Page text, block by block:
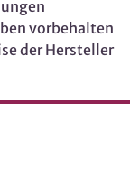
vorbehalten
der Hersteller